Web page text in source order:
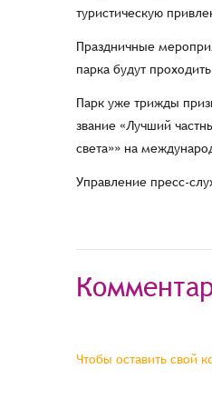
туристическую
Праздничные
парка будут
Парк уже трижды
звание «Лучший
света»» на
Управление пресс-
Чтобы оставить свой